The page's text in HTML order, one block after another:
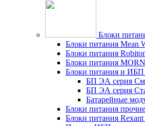
Блоки
Блоки питания Mean
Блоки питания
Блоки питания
Блоки питания и ИБП
БП ЭА серия
БП ЭА серия
Батарейные
Блоки питания прочие
Блоки питания Rexant